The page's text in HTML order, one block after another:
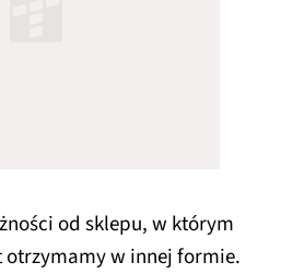
od sklepu, w którym
w innej formie.